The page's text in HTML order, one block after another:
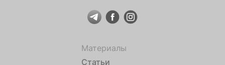
Материалы
Статьи